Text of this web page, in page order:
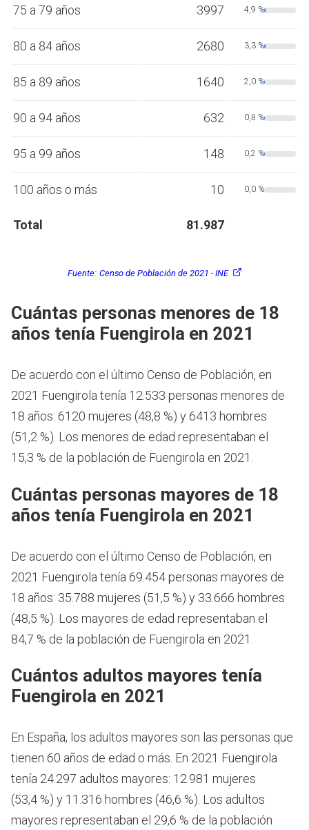
75 a 79 años 3997 4,9 %
80 a 84 años 2680 3,3 %
85 a 89 años 1640 2,0 %
90 a 94 años 632 0,8 %
95 a 99 años 148 0,2 %
100 años o más 10 0,0 %
Total 81.987
Fuente: Censo de Población de 2021 - INE
Cuántas personas menores de 18
años tenía Fuengirola en 2021
De acuerdo con el último Censo de Población, en
2021 Fuengirola tenía 12.533 personas menores de
18 años: 6120 mujeres (48,8 %) y 6413 hombres
(51,2 %). Los menores de edad representaban el
15,3 % de la población de Fuengirola en 2021.
Cuántas personas mayores de 18
años tenía Fuengirola en 2021
De acuerdo con el último Censo de Población, en
2021 Fuengirola tenía 69.454 personas mayores de
18 años: 35.788 mujeres (51,5 %) y 33.666 hombres
(48,5 %). Los mayores de edad representaban el
84,7 % de la población de Fuengirola en 2021.
Cuántos adultos mayores tenía
Fuengirola en 2021
En España, los adultos mayores son las personas que
tienen 60 años de edad o más. En 2021 Fuengirola
tenía 24.297 adultos mayores: 12.981 mujeres
(53,4 %) y 11.316 hombres (46,6 %). Los adultos
mayores representaban el 29,6 % de la población